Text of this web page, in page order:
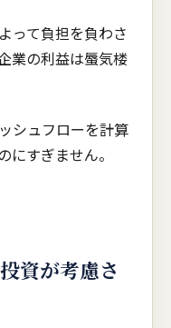
って負担を負わさ
業の利益は蜃気楼
シュフローを計算
にすぎません。
資が考慮さ